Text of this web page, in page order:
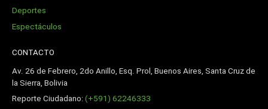
Deportes
Espectáculos
CONTACTO
Av. 26 de Febrero, 2do Anillo, Esq. Prol, Buenos Aires, Santa Cruz de
la Sierra, Bolivia
Reporte Ciudadano:(+591) 62246333